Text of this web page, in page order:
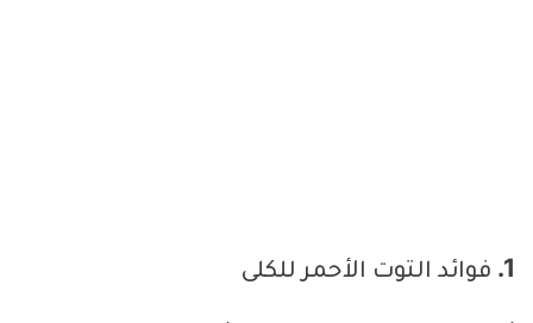
1. فوائد التوت الأحمر للكلى